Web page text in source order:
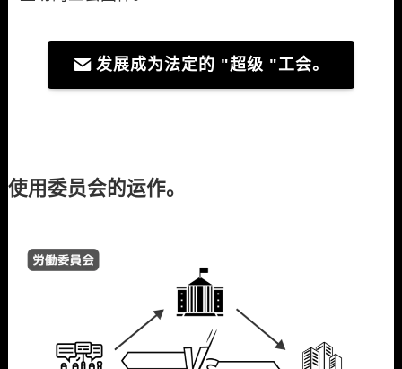
发展成为法定的 "超级 "工会。
使用委员会的运作。